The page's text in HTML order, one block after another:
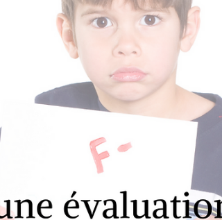
l'accent sur les normes académiques. Un élément
central de ce système est le mécanisme...